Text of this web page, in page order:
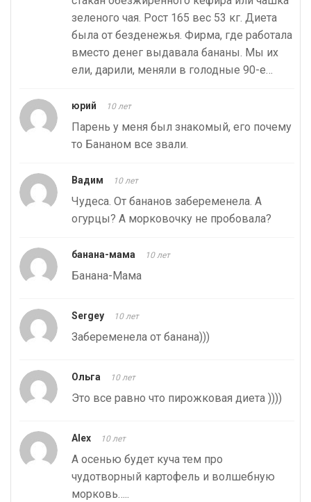
зеленого чая. Рост 165 вес 53 кг. Диета
была от безденежья. Фирма, где работала
вместо денег выдавала бананы. Мы их
ели, дарили, меняли в голодные 90-е…
юрий 10 лет
Парень у меня был знакомый, его почему
то Бананом все звали.
Вадим 10 лет
Чудеса. От бананов забеременела. А
огурцы? А морковочку не пробовала?
банана-мама 10 лет
Банана-Мама
Sergey 10 лет
Забеременела от банана)))
Ольга 10 лет
Это все равно что пирожковая диета ))))
Alex 10 лет
А осенью будет куча тем про
чудотворный картофель и волшебную
морковь…..